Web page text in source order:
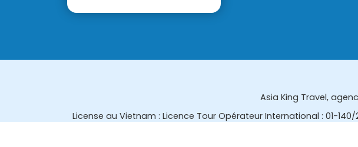
Asia King Travel,
License au Vietnam : Licence Tour Opérateur International : 01-